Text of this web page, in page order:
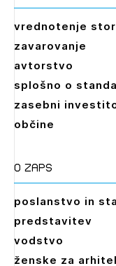
vrednotenje
zavarovanje
avtorstvo
splošno o
zasebni
občine
O zaps
poslanstvo in
predstavitev
vodstvo
ženske za